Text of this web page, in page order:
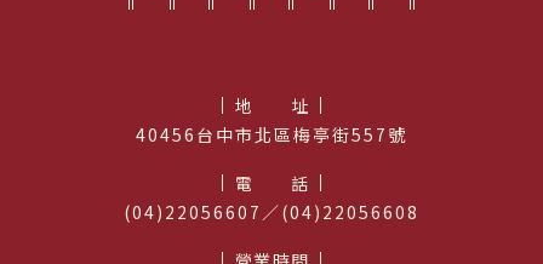
地址
40456台中市北區梅亭街557號
電話
(04)22056607／(04)22056608